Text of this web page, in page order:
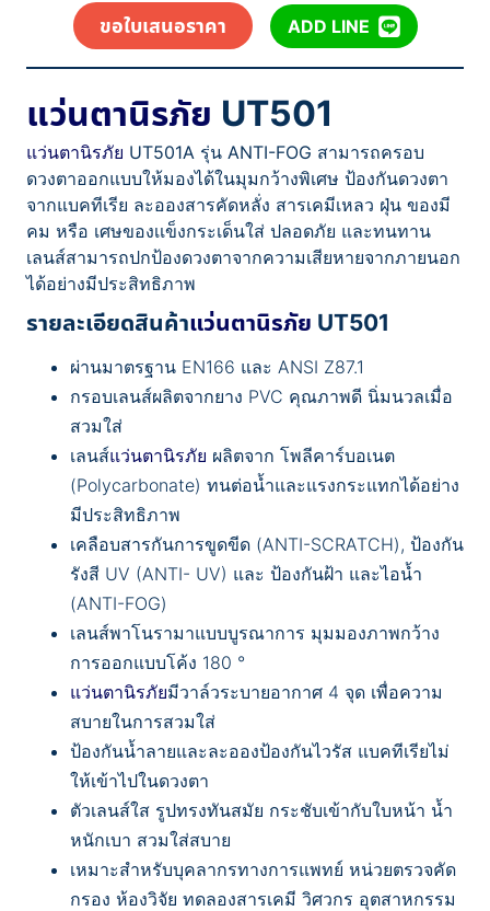
ขอใบเสนอราคา ADD LINE
แว่นตานิรภัย UT501
แว่นตานิรภัย UT501A รุ่น ANTI-FOG สามารถครอบ
ดวงตาออกแบบให้มองได้ในมุมกว้างพิเศษ ป้องกันดวงตา
จากแบคทีเรีย ละอองสารคัดหลั่ง สารเคมีเหลว ฝุ่น ของมี
คม หรือ เศษของเเข็งกระเด็นใส่ ปลอดภัย และทนทาน
เลนส์สามารถปกป้องดวงตาจากความเสียหายจากภายนอก
ได้อย่างมีประสิทธิภาพ
รายละเอียดสินค้าแว่นตานิรภัย UT501
ผ่านมาตรฐาน EN166 และ ANSI Z87.1
กรอบเลนส์ผลิตจากยาง PVC คุณภาพดี นิ่มนวลเมื่อ
สวมใส่
เลนส์แว่นตานิรภัย ผลิตจาก โพลีคาร์บอเนต
(Polycarbonate) ทนต่อน้ำและแรงกระแทกได้อย่าง
มีประสิทธิภาพ
เคลือบสารกันการขูดขีด (ANTI-SCRATCH), ป้องกัน
รังสี UV (ANTI- UV) และ ป้องกันฝ้า และไอน้ำ
(ANTI-FOG)
เลนส์พาโนรามาแบบบูรณาการ มุมมองภาพกว้าง
การออกแบบโค้ง 180 °
แว่นตานิรภัยมีวาล์วระบายอากาศ 4 จุด เพื่อความ
สบายในการสวมใส่
ป้องกันน้ำลายและละอองป้องกันไวรัส แบคทีเรียไม่
ให้เข้าไปในดวงตา
ตัวเลนส์ใส รูปทรงทันสมัย กระชับเข้ากับใบหน้า น้ำ
หนักเบา สวมใส่สบาย
เหมาะสำหรับบุคลากรทางการแพทย์ หน่วยตรวจคัด
กรอง ห้องวิจัย ทดลองสารเคมี วิศวกร อุตสาหกรรม